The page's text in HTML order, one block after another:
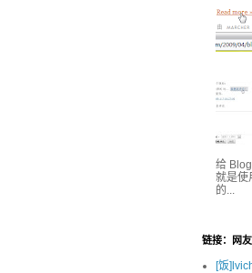
给
就是使
的...
链接：网友
[饭